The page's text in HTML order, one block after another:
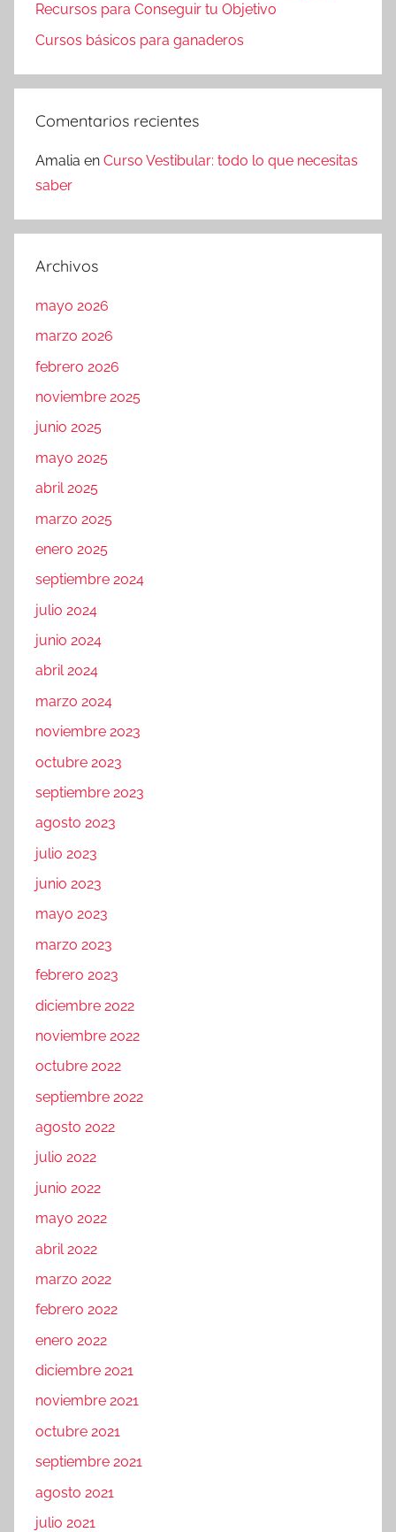
Recursos para Conseguir tu Objetivo
Cursos básicos para ganaderos
Comentarios recientes
Amalia en Curso Vestibular: todo lo que necesitas
saber
Archivos
mayo 2026
marzo 2026
febrero 2026
noviembre 2025
junio 2025
mayo 2025
abril 2025
marzo 2025
enero 2025
septiembre 2024
julio 2024
junio 2024
abril 2024
marzo 2024
noviembre 2023
octubre 2023
septiembre 2023
agosto 2023
julio 2023
junio 2023
mayo 2023
marzo 2023
febrero 2023
diciembre 2022
noviembre 2022
octubre 2022
septiembre 2022
agosto 2022
julio 2022
junio 2022
mayo 2022
abril 2022
marzo 2022
febrero 2022
enero 2022
diciembre 2021
noviembre 2021
octubre 2021
septiembre 2021
agosto 2021
julio 2021